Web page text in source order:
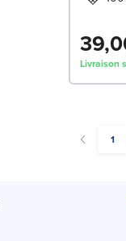
Livraison
1